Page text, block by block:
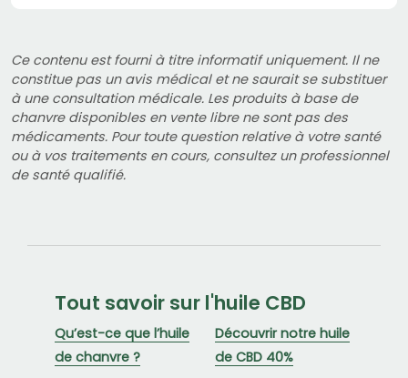
Ce contenu est fourni à titre informatif uniquement. Il ne
constitue pas un avis médical et ne saurait se substituer
à une consultation médicale. Les produits à base de
chanvre disponibles en vente libre ne sont pas des
médicaments. Pour toute question relative à votre santé
ou à vos traitements en cours, consultez un professionnel
de santé qualifié.
Tout savoir sur l'huile CBD
Qu’est-ce que l’huile
de chanvre ?
Découvrir notre huile
de CBD 40%